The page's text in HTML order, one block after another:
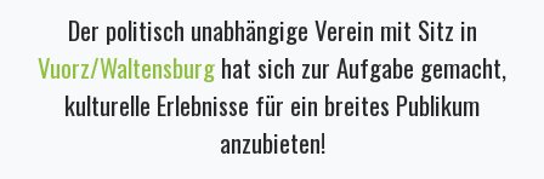
Der politisch unabhängige Verein mit Sitz in
Vuorz/Waltensburghat sich zur Aufgabe gemacht,
kulturelle Erlebnisse für ein breites Publikum
anzubieten!